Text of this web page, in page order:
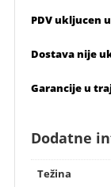
PDV ukljucen
Dostava nije
Garancije u
Dodatne
Težina